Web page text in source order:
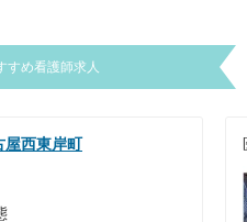
すめ看護師求人
央クリニック